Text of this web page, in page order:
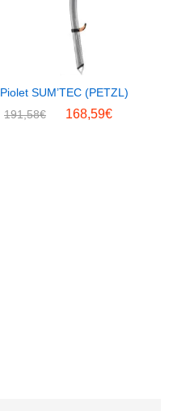
Piolet SUM’TEC (PETZL)
191,58€ 168,59€